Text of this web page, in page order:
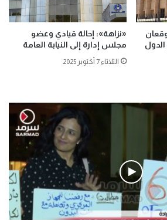
الدول
«نزاهة»: إحالة قيادي وعضو
مجلس إدارة إلى النيابة العامة
الثلاثاء 7 أكتوبر 2025